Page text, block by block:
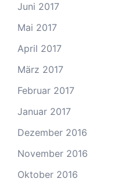
Juni 2017
Mai 2017
April 2017
März 2017
Februar 2017
Januar 2017
Dezember 2016
November 2016
Oktober 2016